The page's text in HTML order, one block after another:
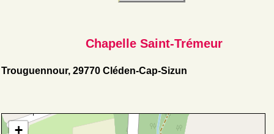
Chapelle Saint-Trémeur
Trouguennour, 29770 Cléden-Cap-Sizun
+